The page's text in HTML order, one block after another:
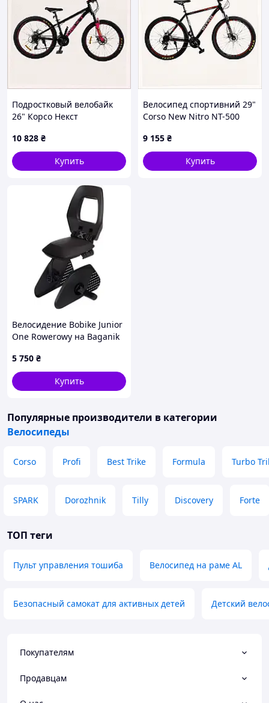
Подростковый велобайк
26" Корсо Некст
903M033MM1
10 828 ₴
Купить
Велосипед спортивний 29"
Corso New Nitro NT-500
Чорно-помаранчевий
(17016, B9030K382M
9 155 ₴
Купить
Велосидение Bobike Junior
One Rowerowy на Baganik
5 750 ₴
Купить
Популярные производители в категории
Велосипеды
Corso Profi Best Trike Formula Turbo
SPARK Dorozhnik Tilly Discovery Forte
ТОП теги
Пульт управления тошиба Велосипед на раме AL
Безопасный самокат для активных детей Детский
Покупателям
Продавцам